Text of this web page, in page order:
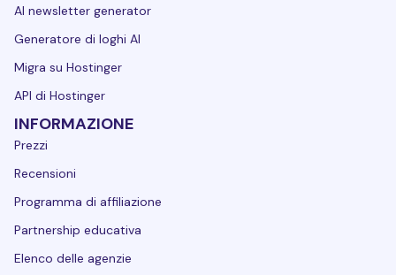
AI newsletter generator
Generatore di loghi AI
Migra su Hostinger
API di Hostinger
INFORMAZIONE
Prezzi
Recensioni
Programma di affiliazione
Partnership educativa
Elenco delle agenzie